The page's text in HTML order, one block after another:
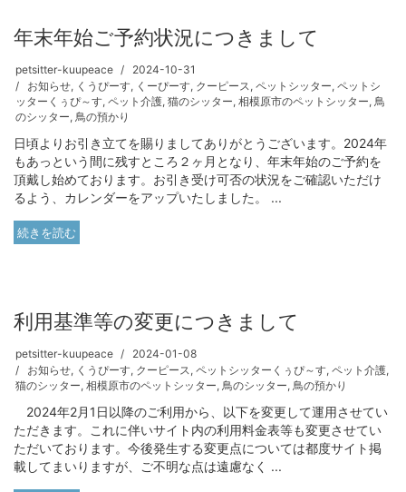
年末年始ご予約状況につきまして
petsitter-kuupeace
2024-10-31
お知らせ, くうぴーす, くーぴーす, クーピース , ペットシッター, ペットシ
ッターくぅぴ～す, ペット介護, 猫のシッター, 相模原市のペットシッター, 鳥
のシッター, 鳥の預かり
日頃よりお引き立てを賜りましてありがとうございます。2024年
もあっという間に残すところ２ヶ月となり、年末年始のご予約を
頂戴し始めております。お引き受け可否の状況をご確認いただけ
るよう、カレンダーをアップいたしました。 ...
続きを読む
利用基準等の変更につきまして
petsitter-kuupeace
2024-01-08
お知らせ, くうぴーす, クーピース , ペットシッターくぅぴ～す, ペット介護,
猫のシッター, 相模原市のペットシッター, 鳥のシッター, 鳥の預かり
2024年2月1日以降のご利用から、以下を変更して運用させてい
ただきます。これに伴いサイト内の利用料金表等も変更させてい
ただいております。今後発生する変更点については都度サイト掲
載してまいりますが、ご不明な点は遠慮なく ...